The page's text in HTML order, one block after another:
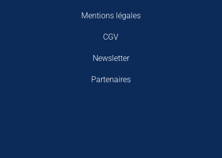
Mentions légales
CGV
Newsletter
Partenaires